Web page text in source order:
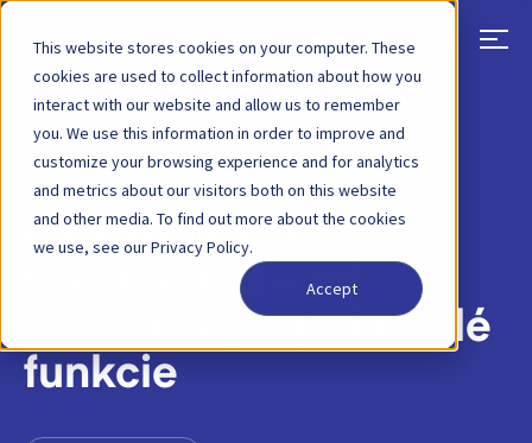
This website stores cookies on your computer. These
cookies are used to collect information about how you
interact with our website and allow us to remember
you. We use this information in order to improve and
customize your browsing experience and for analytics
and metrics about our visitors both on this website
and other media. To find out more about the cookies
we use, see our Privacy Policy.
Accept
SPÄŤ PRÍSPEVOK NA BLOGU 26. JANUÁR 2021
Nový sprievodca
elektronickou
fakturáciou – od
základov po pokročilé
funkcie